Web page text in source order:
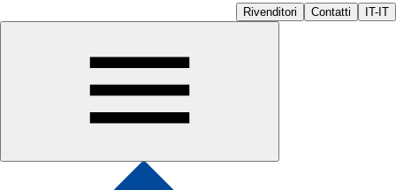
Rivenditori Contatti IT-IT